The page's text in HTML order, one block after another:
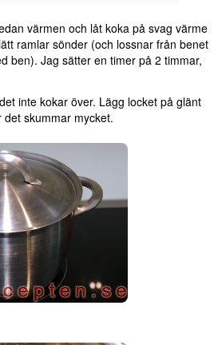
värmen och låt koka på svag värme
ramlar sönder (och lossnar från benet
ben). Jag sätter en timer på 2 timmar,
inte kokar över. Lägg locket på glänt
skummar mycket.